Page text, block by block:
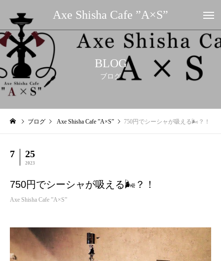
Axe Shisha Cafe ”A×S”
BLOG
ブログ
ブログ Axe Shisha Cafe ”A×S” 750円でシーシャが吸える🌬？！
7 25
2023
750円でシーシャが吸える🌬？！
Axe Shisha Cafe ”A×S”